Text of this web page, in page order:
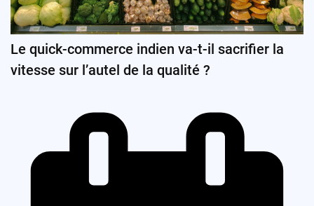
Le quick-commerce indien va-t-il sacrifier la
vitesse sur l’autel de la qualité ?